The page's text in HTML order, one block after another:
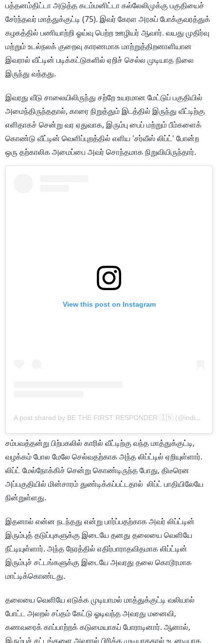
பத்தனம்திட்டா அடுத்த கடம்மனிட்டா கல்லேலிமுக்கு பகுதியைச்
சேர்ந்தவர் மாத்துக்குட்டி (75). இவர் கேரள அரசுப் போக்குவரத்துக்
கழகத்தில் பணியாற்றி ஓய்வு பெற்ற ஊழியர் ஆவார். வயது முதிர்வு
மற்றும் உடல்நலக் குறைவு காரணமாக மாற்றுத்திறனாளியான
இவரால் வீட்டின் படிக்கட்டுகளில் ஏறிச் செல்ல முடியாத நிலை
இருந்து வந்தது.
இவரது வீடு சாலையிலிருந்து சற்றே உயரமான மேட்டுப் பகுதியில்
அமைந்திருந்ததால், காரை நிறுத்தும் இடத்தில் இருந்து வீட்டிற்கு
எளிதாகச் சென்று வர ஏதுவாக, இரும்பு பைப் மற்றும் பீம்களைக்
கொண்டு வீட்டின் வெளிப்புறத்தில் எளிய 'சர்வீஸ் லிப்ட்' போன்ற
ஒரு தற்காலிக அமைப்பை அவர் சொந்தமாக நிறுவியிருந்தார்.
View this post on Instagram
A post shared by BE THE FIRST RESPONDER 🇮🇳 (@indianfireservice)
சம்பவத்தன்று பிற்பகலில் காரில் வீட்டிற்கு வந்த மாத்துக்குட்டி,
வழக்கம் போல மேலே செல்வதற்காக அந்த லிப்ட்டில் ஏறியுள்ளார்.
லிப்ட் மேல்நோக்கிச் சென்று கொண்டிருந்த போது, திடீரென
அப்பகுதியில் மின்சாரம் துண்டிக்கப்பட்டதால் லிப்ட் பாதியிலேயே
நின்றுள்ளது.
இதனால் என்ன நடந்தது என்று பார்ப்பதற்காக அவர் லிப்ட்டின்
இரும்புத் தடுப்புகளுக்கு இடையே தனது தலையை வெளியே
நீட்டியுள்ளார். அந்த நேரத்தில் எதிர்பாராதவிதமாக லிப்ட்டின்
இரும்புச் சட்டங்களுக்கு இடையே அவரது தலை கொடூரமாக
மாட்டிக்கொண்டது.
தலையை வெளியே எடுக்க முடியாமல் மாத்துக்குட்டி வலியால்
போட்ட அலறல் சப்தம் கேட்டு ஓடிவந்த அவரது மனைவி,
கணவரைக் காப்பாற்றக் கடுமையாகப் போராடினார். ஆனால்,
இரும்புச் சட்டங்களை அவரால் பிரிக்க முடியாததால் உடனடியாக